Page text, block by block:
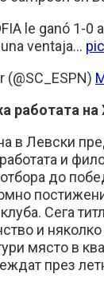
le ganó 1-0
ventaja…
работата на
в Левски
и
до
Сега
и
място в
през